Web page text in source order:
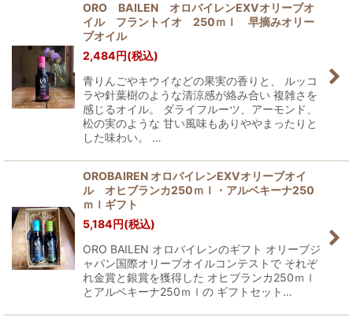
ORO BAILEN オロバイレンEXVオリーブオ
イル フラントイオ 250ｍｌ 早摘みオリー
ブオイル
2,484円(税込)
青りんごやキウイなどの果実の香りと、 ルッコ
ラや針葉樹のような清涼感が絡み合い 複雑さを
感じるオイル。 ダライフルーツ、アーモンド、
松の実のような 甘い風味もありややまったりと
した味わい。 …
OROBAIREN オロバイレンEXVオリーブオイ
ル オヒブランカ250ｍｌ・アルベキーナ250
ｍｌギフト
5,184円(税込)
ORO BAILEN オロバイレンのギフト オリーブジ
ャパン国際オリーブオイルコンテストで それぞ
れ金賞と銀賞を獲得した オヒブランカ250ｍｌ
とアルベキーナ250ｍｌの ギフトセット…